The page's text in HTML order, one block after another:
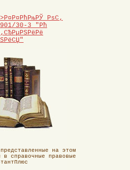
РѕС‚
30-3 "Рћ
на этом
в справочные правовые